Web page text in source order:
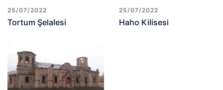
25/07/2022
Tortum Şelalesi
25/07/2022
Haho Kilisesi